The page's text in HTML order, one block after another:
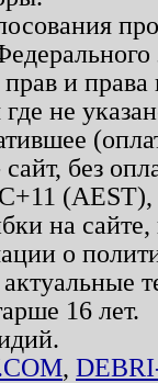
и
не
без
на
о
16 лет.
,